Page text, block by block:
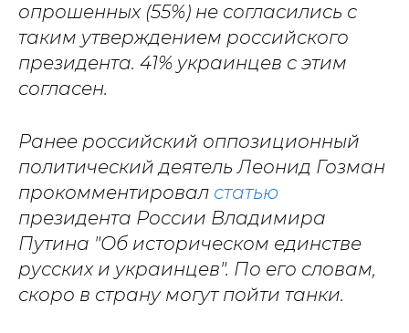
опрошенных (55%) не согласились с
таким утверждением российского
президента. 41% украинцев с этим
согласен.
Ранее российский оппозиционный
политический деятель Леонид Гозман
прокомментировал статью
президента России Владимира
Путина "Об историческом единстве
русских и украинцев". По его словам,
скоро в страну могут пойти танки.